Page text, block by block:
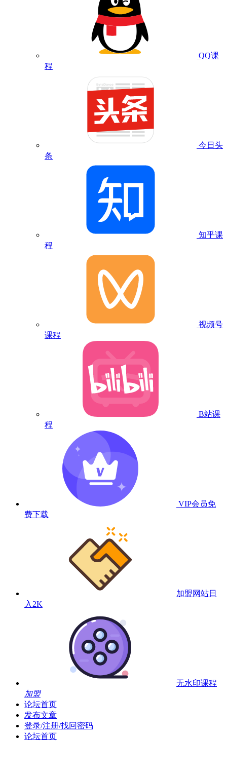
QQ课
程
今日头
条
知乎课
程
视频号
课程
B站课
程
VIP会员免
费下载
加盟网站日
入2K
无水印课程
加盟
论坛首页
发布文章
登录/注册/找回密码
论坛首页